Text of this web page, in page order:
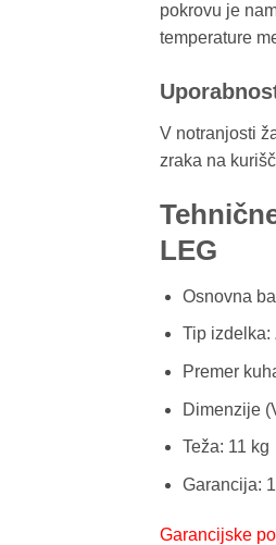
pokrovu je
temperature
V notranjosti
zraka na
LEG
Osnovna
Tip izdelka:
Premer
Dimenzije
Teža: 11 kg
Garancija:
Garancijske